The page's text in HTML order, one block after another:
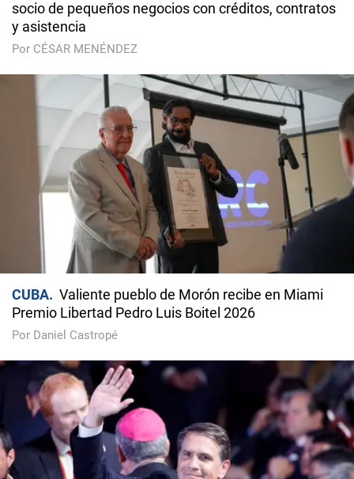
socio de pequeños negocios con créditos, contratos
y asistencia
Por CÉSAR MENÉNDEZ
CUBA
Valiente pueblo de Morón recibe en Miami
Premio Libertad Pedro Luis Boitel 2026
Por Daniel Castropé